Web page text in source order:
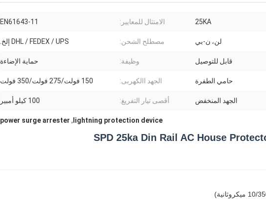
25KA الامتثال للمعايير: EN61643-11
لن، ن-بي مصطلح الشحن: DHL / FEDEX / UPS إلخ.
قابل للتوصيل وظيفة: حماية الإضاءة
حامي الطفرة الجهد االكهربى: 150 فولت/275 فولت/350 فولت
الجهد المنخفض أقصى تيار التفريغ: 100 كيلو أمبير
lightning protection device
,
power surge arrester